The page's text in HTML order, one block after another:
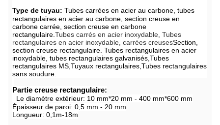
Type de tuyau: Tubes carrées en acier au carbone, tubes
rectangulaires en acier au carbone, section creuse en
carbone carrée, section creuse en carbone
rectangulaire. Tubes carrés en acier inoxydable, Tubes
rectangulaires en acier inoxydable, carrées creusesSection,
section creuse rectangulaire. Tubes rectangulaires en acier
inoxydable, tubes rectangulaires galvanisés, Tubes
rectangulaires MS Tuyaux rectangulaires Tubes rectangulaires
sans soudure
Partie creuse rectangulaire:
Le diamètre extérieur: 10 mm*20 mm - 400 mm*600 mm
Épaisseur de paroi: 0,5 mm - 20 mm
Longueur: 0,1m-18m